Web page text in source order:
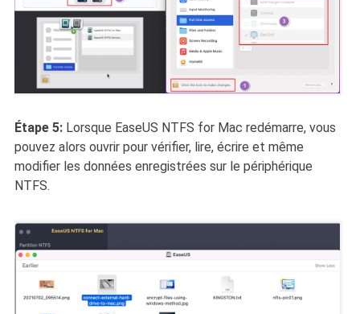
Étape 5: Lorsque EaseUS NTFS for Mac redémarre, vous
pouvez alors ouvrir pour vérifier, lire, écrire et même
modifier les données enregistrées sur le périphérique
NTFS.